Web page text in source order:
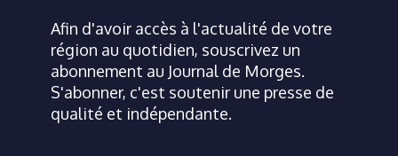
Afin d'avoir accès à l'actualité de votre
région au quotidien, souscrivez un
abonnement au Journal de Morges.
S'abonner, c'est soutenir une presse de
qualité et indépendante.